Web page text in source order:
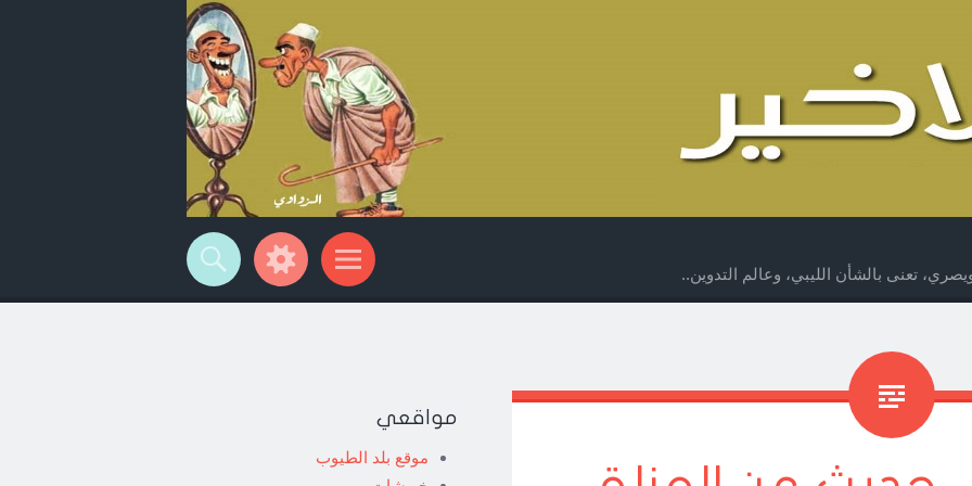
تعنى بالشأن الليبي، وعالم التدوين..
مواقعي
موقع بلد الطيوب